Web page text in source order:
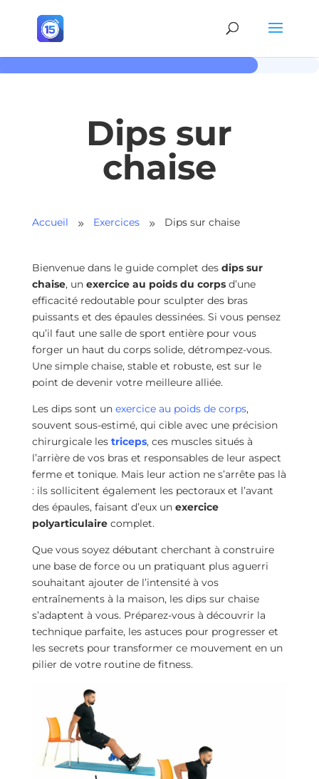
Dips sur
chaise
Accueil 9 Exercices 9 Dips sur chaise
Bienvenue dans le guide complet des dips sur
chaise, un exercice au poids du corpsd’une
efficacité redoutable pour sculpter des bras
puissants et des épaules dessinées. Si vous pensez
qu’il faut une salle de sport entière pour vous
forger un haut du corps solide, détrompez-vous.
Une simple chaise, stable et robuste, est sur le
point de devenir votre meilleure alliée.
Les dips sont un exercice au poids de corps,
souvent sous-estimé, qui cible avec une précision
chirurgicale les triceps, ces muscles situés à
l’arrière de vos bras et responsables de leur aspect
ferme et tonique. Mais leur action ne s’arrête pas là
: ils sollicitent également les pectoraux et l’avant
des épaules, faisant d’eux un exercice
polyarticulairecomplet.
Que vous soyez débutant cherchant à construire
une base de force ou un pratiquant plus aguerri
souhaitant ajouter de l’intensité à vos
entraînements à la maison, les dips sur chaise
s’adaptent à vous. Préparez-vous à découvrir la
technique parfaite, les astuces pour progresser et
les secrets pour transformer ce mouvement en un
pilier de votre routine de fitness.